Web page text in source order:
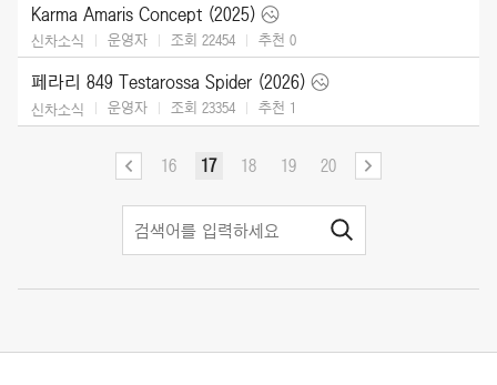
Karma Amaris Concept (2025)
신차소식 운영자 조회 22454 추천 0
페라리 849 Testarossa Spider (2026)
신차소식 운영자 조회 23354 추천 1
16 17 18 19 20